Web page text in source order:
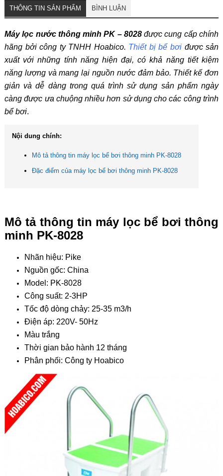
THÔNG TIN SẢN PHẨM BÌNH LUẬN
Máy lọc nước thông minh PK – 8028được cung cấp chính
hãng bởi công ty TNHH Hoabico. Thiết bị bể bơiđược sản
xuất với những tính năng hiện đại, có khả năng tiết kiệm
năng lượng và mang lại nguồn nước đảm bảo. Thiết kế đơn
giản và dễ dàng trong quá trình sử dụng sản phẩm ngày
càng được ưa chuộng nhiều hơn sử dụng cho các công trình
bể bơi.
Nội dung chính:
Mô tả thông tin máy lọc bể bơi thông minh PK-8028
Đặc điểm của máy lọc bể bơi thông minh PK-8028
Mô tả thông tin máy lọc bể bơi thông
minh PK-8028
Nhãn hiệu: Pike
Nguồn gốc: China
Model: PK-8028
Công suất: 2-3HP
Tốc độ dòng chảy: 25-35 m3/h
Điện áp: 220V- 50Hz
Màu trắng
Thời gian bảo hành 12 tháng
Phân phối: Công ty Hoabico